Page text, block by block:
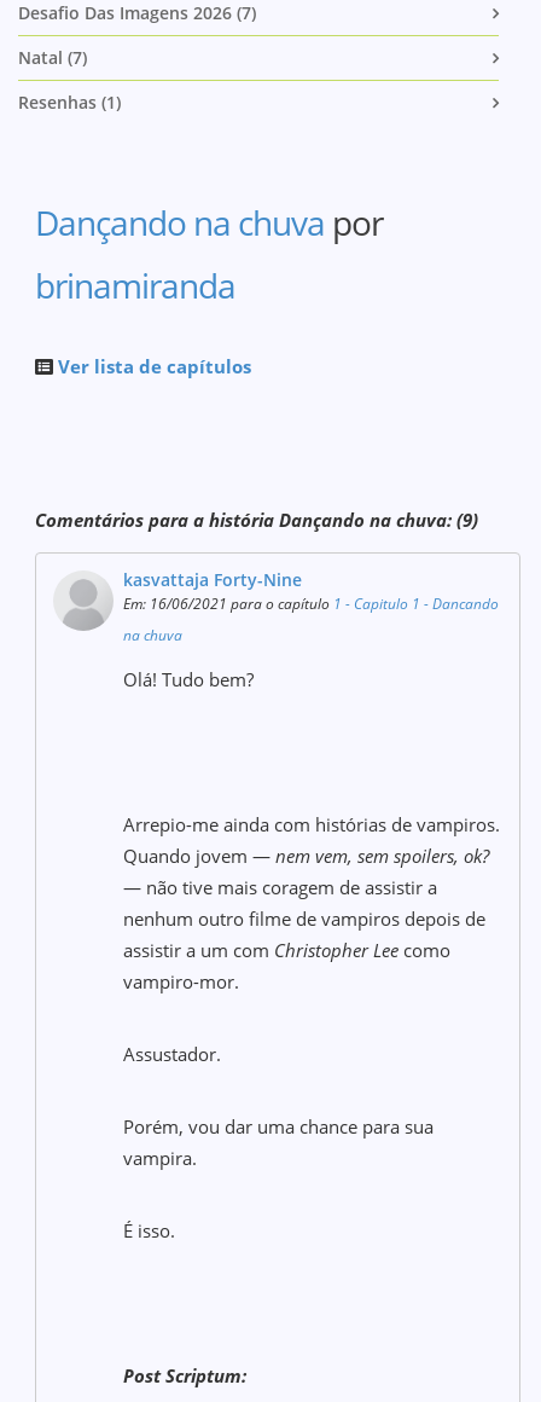
Desafio Das Imagens 2026 (7)
Natal (7)
Resenhas (1)
Dançando na chuva por
brinamiranda
Ver lista de capítulos
Comentários para a história Dançando na chuva: (9)
kasvattaja Forty-Nine
Em: 16/06/2021 para o capítulo 1 - Capitulo 1 - Dancando
na chuva
Olá! Tudo bem?
Arrepio-me ainda com histórias de vampiros.
Quando jovem —nem vem, sem spoilers, ok?
— não tive mais coragem de assistir a
nenhum outro filme de vampiros depois de
assistir a um com Christopher Lee como
vampiro-mor.
Assustador.
Porém, vou dar uma chance para sua
vampira.
É isso.
Post Scriptum: